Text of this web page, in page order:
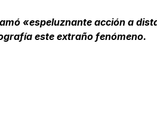
«espeluznante acción a
este extraño fenómeno.